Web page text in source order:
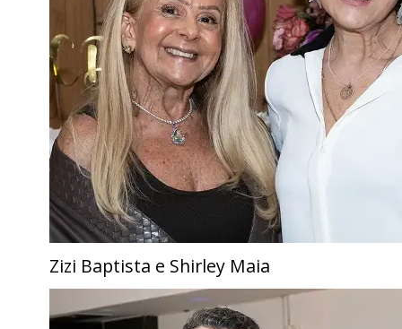
Zizi Baptista e Shirley Maia